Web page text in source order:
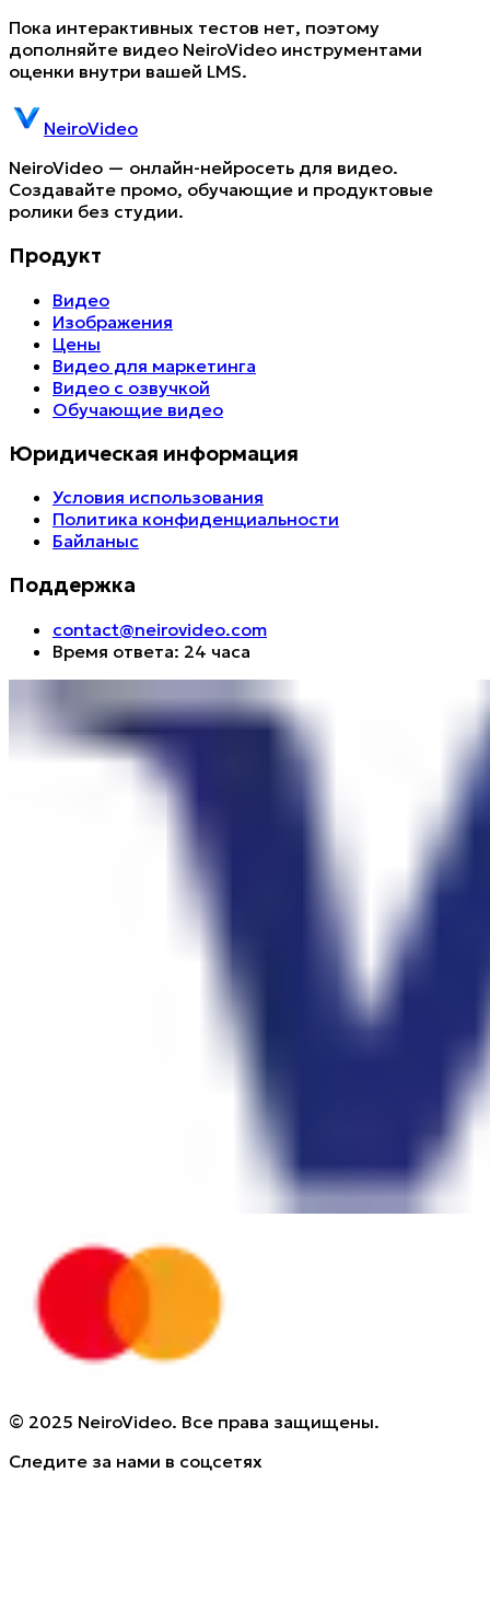
Пока интерактивных тестов нет, поэтому
дополняйте видео NeiroVideo инструментами
оценки внутри вашей LMS.
NeiroVideo
NeiroVideo — онлайн-нейросеть для видео.
Создавайте промо, обучающие и продуктовые
ролики без студии.
Продукт
Видео
Изображения
Цены
Видео для маркетинга
Видео с озвучкой
Обучающие видео
Юридическая информация
Условия использования
Политика конфиденциальности
Байланыс
Поддержка
contact@neirovideo.com
Время ответа: 24 часа
© 2025 NeiroVideo. Все права защищены.
Следите за нами в соцсетях